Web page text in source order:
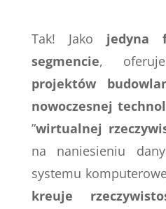
Tak! Jako jedyna
segmencie,
projektów
nowoczesnej
”wirtualnej
na naniesieniu
systemu
kreuje